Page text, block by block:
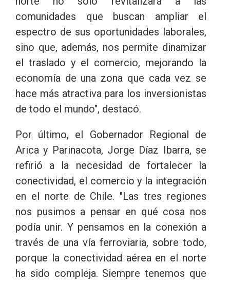
comunidades que buscan ampliar el
espectro de sus oportunidades laborales,
sino que, además, nos permite dinamizar
el traslado y el comercio, mejorando la
economía de una zona que cada vez se
hace más atractiva para los inversionistas
de todo el mundo", destacó.
Por último, el Gobernador Regional de
Arica y Parinacota, Jorge Díaz Ibarra, se
refirió a la necesidad de fortalecer la
conectividad, el comercio y la integración
en el norte de Chile. "Las tres regiones
nos pusimos a pensar en qué cosa nos
podía unir. Y pensamos en la conexión a
través de una vía ferroviaria, sobre todo,
porque la conectividad aérea en el norte
ha sido compleja. Siempre tenemos que